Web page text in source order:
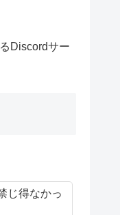
Discordサー
じ得なかっ